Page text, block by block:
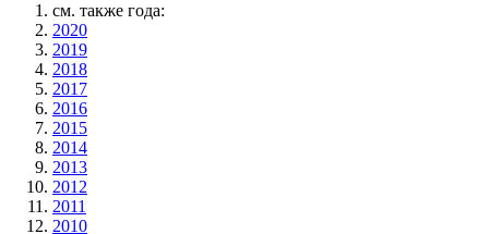
см. также года:
2020
2019
2018
2017
2016
2015
2014
2013
2012
2011
2010